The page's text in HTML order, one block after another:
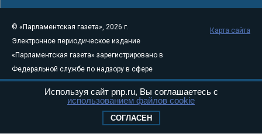
© «Парламентская газета», 2026 г.
Электронное периодическое издание
«Парламентская газета» зарегистрировано в
Федеральной службе по надзору в сфере
связи, информационных технологий и
массовых коммуникаций (Роскомнадзор) 05
Свидетельство о регистрации Эл № ФС77-
Карта сайта
Используя сайт pnp.ru, Вы соглашаетесь с
использованием файлов cookie
СОГЛАСЕН